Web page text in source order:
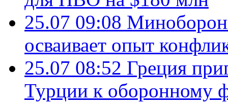
25.07 09:08
осваивает опыт
25.07 08:52 Греция
Турции к оборонному